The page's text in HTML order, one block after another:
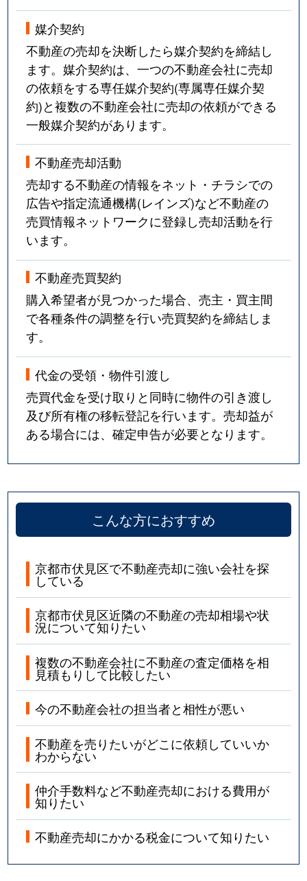
向島中島町
向島西堤町
1,900万円
向島
向島二ノ丸町
290万円
観月橋
向島二ノ丸町
向島本丸町
向島本丸町
1,200万円
観月橋
向島本丸町
10,000万円
観月橋
向島本丸町
4,100万円
向島
桃山紅雪町
1,700万円
桃山南口
桃山町和泉
3,100万円
桃山南口
桃山町大島
1,500万円
木幡(京阪)
桃山町大島
4,000万円
木幡(京阪)
桃山町大島
2,300万円
桃山南口
桃山町大島
980万円
桃山南口
桃山町泰長老
1,500万円
観月橋
桃山町泰長老
390万円
桃山町立売
1,800万円
桃山
桃山町立売
桃山町丹後
18,000万円
桃山南口
桃山町丹後
4,400万円
桃山南口
桃山町丹後
850万円
桃山南口
桃山町遠山
3,200万円
六地蔵(京
桃山町遠山
1,900万円
六地蔵(京
桃山町鍋島
1,000万円
桃山
桃山町西尾
2,300万円
六地蔵(京
媒介契約
不動産の売却を決断したら媒介契約を締結し
ます。媒介契約は、一つの不動産会社に売却
の依頼をする専任媒介契約(専属専任媒介契
約)と複数の不動産会社に売却の依頼ができる
一般媒介契約があります。
不動産売却活動
売却する不動産の情報をネット・チラシでの
広告や指定流通機構(レインズ)など不動産の
売買情報ネットワークに登録し売却活動を行
います。
不動産売買契約
購入希望者が見つかった場合、売主・買主間
で各種条件の調整を行い売買契約を締結しま
す。
代金の受領・物件引渡し
売買代金を受け取りと同時に物件の引き渡し
及び所有権の移転登記を行います。売却益が
ある場合には、確定申告が必要となります。
こんな方におすすめ
京都市伏見区で不動産売却に強い会社を探
している
京都市伏見区近隣の不動産の売却相場や状
況について知りたい
複数の不動産会社に不動産の査定価格を相
見積もりして比較したい
今の不動産会社の担当者と相性が悪い
不動産を売りたいがどこに依頼していいか
わからない
仲介手数料など不動産売却における費用が
知りたい
不動産売却にかかる税金について知りたい